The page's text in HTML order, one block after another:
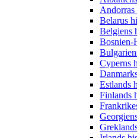
Andorras
Belarus
Belgiens
Bosnien-
Cyperns
Estlands
Finlands